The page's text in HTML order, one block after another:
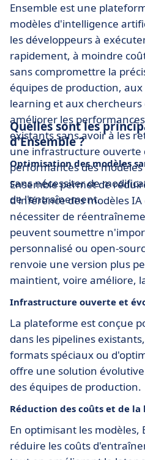
Ensemble est une
modèles d'intelligence
les développeurs à
rapidement, à moindre
sans compromettre la
équipes de production,
learning et aux
améliorer les
existants sans avoir à les
une infrastructure ouverte
performances des
sans nécessiter de
de l'entraînement.
Quelles sont les
d'Ensemble ?
Optimisation des modèles
Ensemble permet de
d'inférence des modèles
nécessiter de
peuvent soumettre
personnalisé ou open-
renvoie une version plus
maintient, voire améliore,
Infrastructure ouverte et
La plateforme est conçue
dans les pipelines
formats spéciaux ou
offre une solution
des équipes de production.
Réduction des coûts et de la
En optimisant les modèles,
réduire les coûts